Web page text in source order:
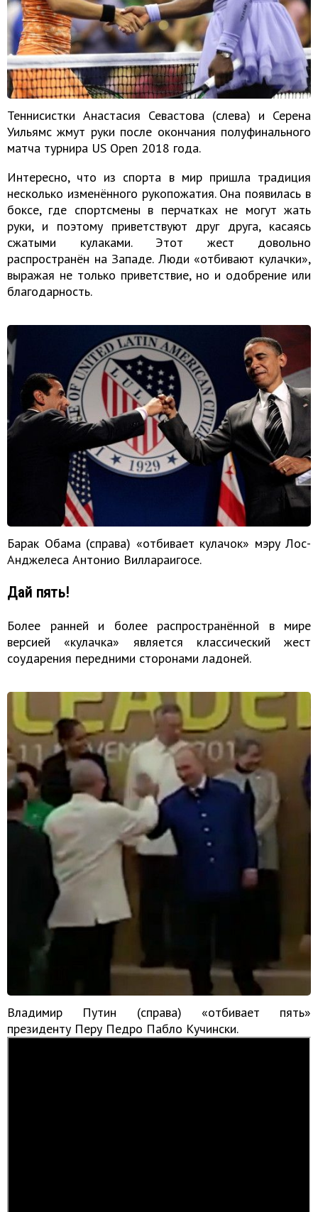
Теннисистки Анастасия Севастова (слева) и Серена
Уильямс жмут руки после окончания полуфинального
матча турнира US Open 2018 года.
Интересно, что из спорта в мир пришла традиция
несколько изменённого рукопожатия. Она появилась в
боксе, где спортсмены в перчатках не могут жать
руки, и поэтому приветствуют друг друга, касаясь
сжатыми кулаками. Этот жест довольно
распространён на Западе. Люди «отбивают кулачки»,
выражая не только приветствие, но и одобрение или
благодарность.
Барак Обама (справа) «отбивает кулачок» мэру Лос-
Анджелеса Антонио Виллараигосе.
Дай пять!
Более ранней и более распространённой в мире
версией «кулачка» является классический жест
соударения передними сторонами ладоней.
Владимир Путин (справа) «отбивает пять»
президенту Перу Педро Пабло Кучински.